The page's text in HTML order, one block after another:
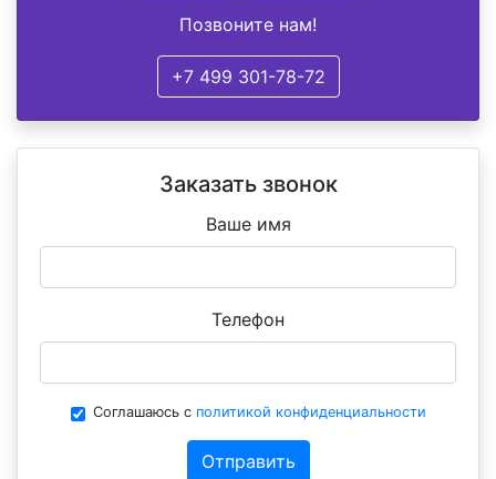
Позвоните нам!
+7 499 301-78-72
Заказать звонок
Ваше имя
Телефон
Соглашаюсь с политикой конфиденциальности
Отправить